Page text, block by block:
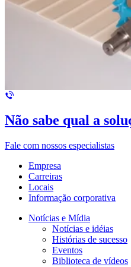
Não sabe qual a
Fale com nossos especialistas
Empresa
Carreiras
Locais
Informação corporativa
Notícias e Mídia
Notícias e idéias
Histórias de sucesso
Eventos
Biblioteca de vídeos